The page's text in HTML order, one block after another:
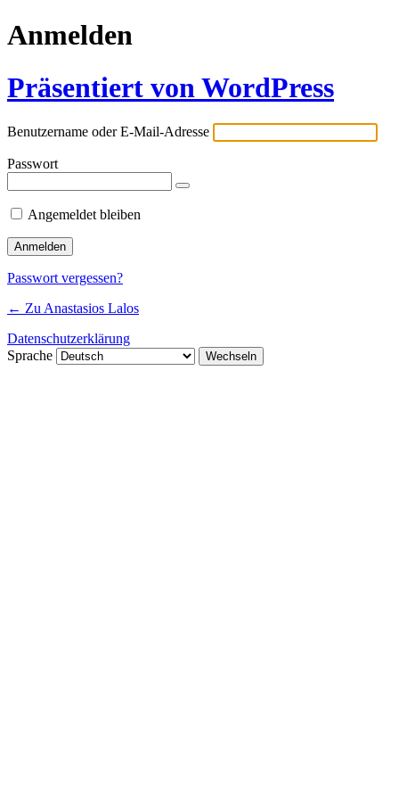
Anmelden
Präsentiert von WordPress
Benutzername oder E-Mail-Adresse
Passwort
Angemeldet bleiben
Passwort vergessen?
← Zu Anastasios Lalos
Datenschutzerklärung
Sprache